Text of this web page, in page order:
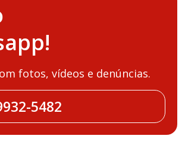
fotos, vídeos e denúncias.
5482